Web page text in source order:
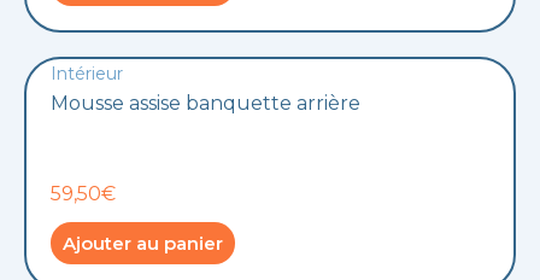
Intérieur
Mousse assise banquette arrière
59,50€
Ajouter au panier